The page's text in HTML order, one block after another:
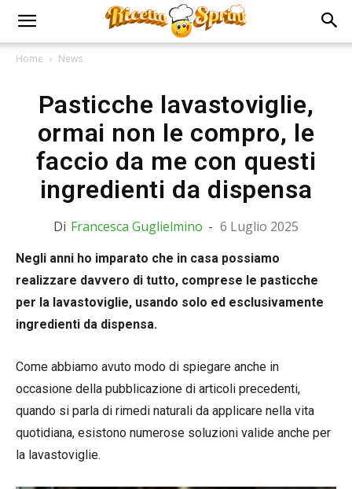
Home News
Pasticche lavastoviglie,
ormai non le compro, le
faccio da me con questi
ingredienti da dispensa
Di Francesca Guglielmino - 6 Luglio 2025
Negli anni ho imparato che in casa possiamo
realizzare davvero di tutto, comprese le pasticche
per la lavastoviglie, usando solo ed esclusivamente
ingredienti da dispensa.
Come abbiamo avuto modo di spiegare anche in
occasione della pubblicazione di articoli precedenti,
quando si parla di rimedi naturali da applicare nella vita
quotidiana, esistono numerose soluzioni valide anche per
la lavastoviglie.